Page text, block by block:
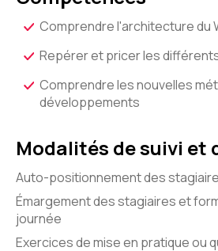
Comprendre l'architecture du
Repérer et pricer les
Comprendre les nouvelles
développements
Modalités de suivi et
Auto-positionnement des
Émargement des stagiaires et
journée
Exercices de mise en pratique ou